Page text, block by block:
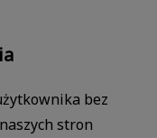
bez
stron